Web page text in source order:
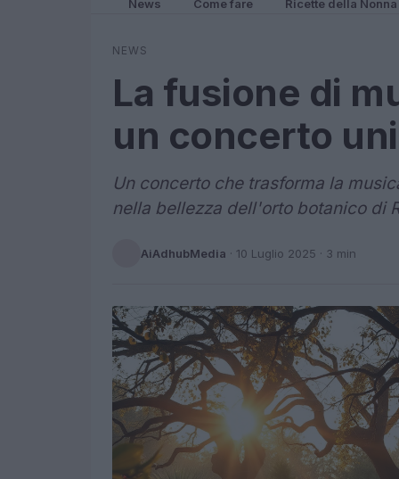
News Come fare Ricette della Nonna
NEWS
La fusione di
un concerto
Un concerto che trasforma la
nella bellezza dell'orto botanico di
AiAdhubMedia · 10 Luglio 2025 · 3 min